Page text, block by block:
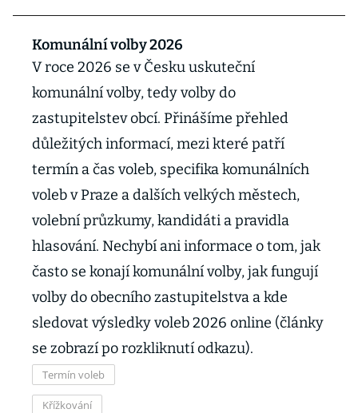
Komunální volby 2026
V roce 2026 se v Česku uskuteční
komunální volby, tedy volby do
zastupitelstev obcí. Přinášíme přehled
důležitých informací, mezi které patří
termín a čas voleb, specifika komunálních
voleb v Praze a dalších velkých městech,
volební průzkumy, kandidáti a pravidla
hlasování. Nechybí ani informace o tom, jak
často se konají komunální volby, jak fungují
volby do obecního zastupitelstva a kde
sledovat výsledky voleb 2026 online (články
se zobrazí po rozkliknutí odkazu).
Termín voleb
Křížkování